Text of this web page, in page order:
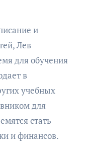
и
Лев
для обучения
в
учебных
для
стать
и финансов.